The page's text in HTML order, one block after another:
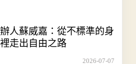
人蘇威嘉：從不標準的身
走出自由之路
2026-07-07